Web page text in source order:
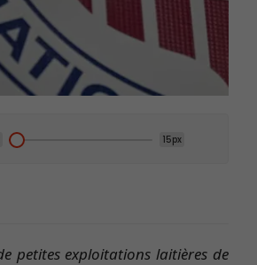
15px
petites exploitations laitières de